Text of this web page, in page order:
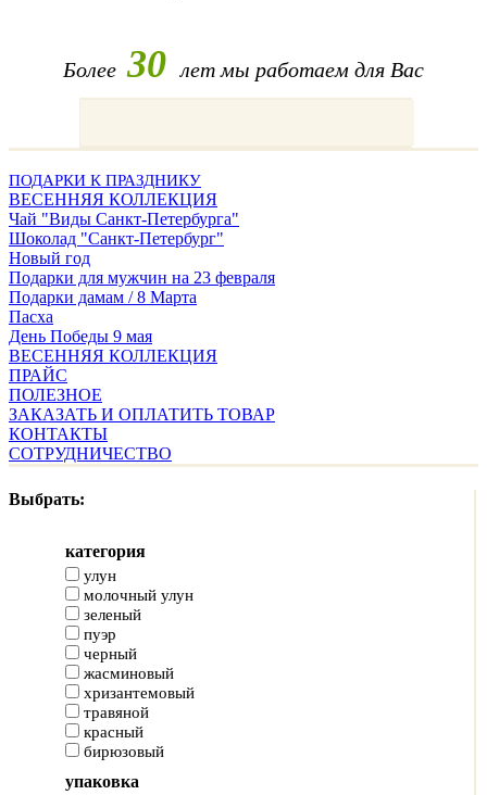
Более30 летмы работаем для Вас
ПОДАРКИ К ПРАЗДНИКУ
ВЕСЕННЯЯ КОЛЛЕКЦИЯ
Чай "Виды Санкт-Петербурга"
Шоколад "Санкт-Петербург"
Новый год
Подарки для мужчин на 23 февраля
Подарки дамам / 8 Марта
Пасха
День Победы 9 мая
ВЕСЕННЯЯ КОЛЛЕКЦИЯ
ПРАЙС
ПОЛЕЗНОЕ
ЗАКАЗАТЬ И ОПЛАТИТЬ ТОВАР
КОНТАКТЫ
СОТРУДНИЧЕСТВО
Выбрать:
категория
улун
молочный улун
зеленый
пуэр
черный
жасминовый
хризантемовый
травяной
красный
бирюзовый
упаковка